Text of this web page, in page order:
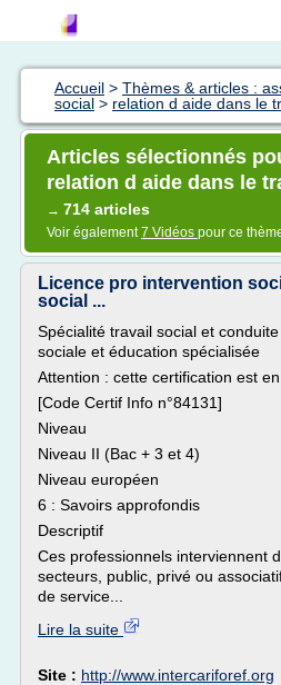
Accueil > Thèmes & articles :
social > relation d aide dans le
Articles sélectionnés
relation d aide dans le
→ 714 articles
Voir également7 Vidéos pour ce
Licence pro intervention
social ...
Spécialité travail social et
sociale et éducation spécialisée
Attention : cette certification est
[Code Certif Info n°84131]
Niveau
Niveau II (Bac + 3 et 4)
Niveau européen
6 : Savoirs approfondis
Descriptif
Ces professionnels interviennent
secteurs, public, privé ou
de service...
Lire la suite
Site : http://www.intercariforef.org